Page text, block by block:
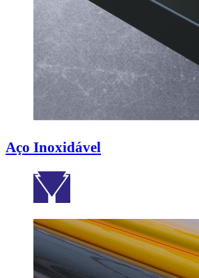
Aço Inoxidável